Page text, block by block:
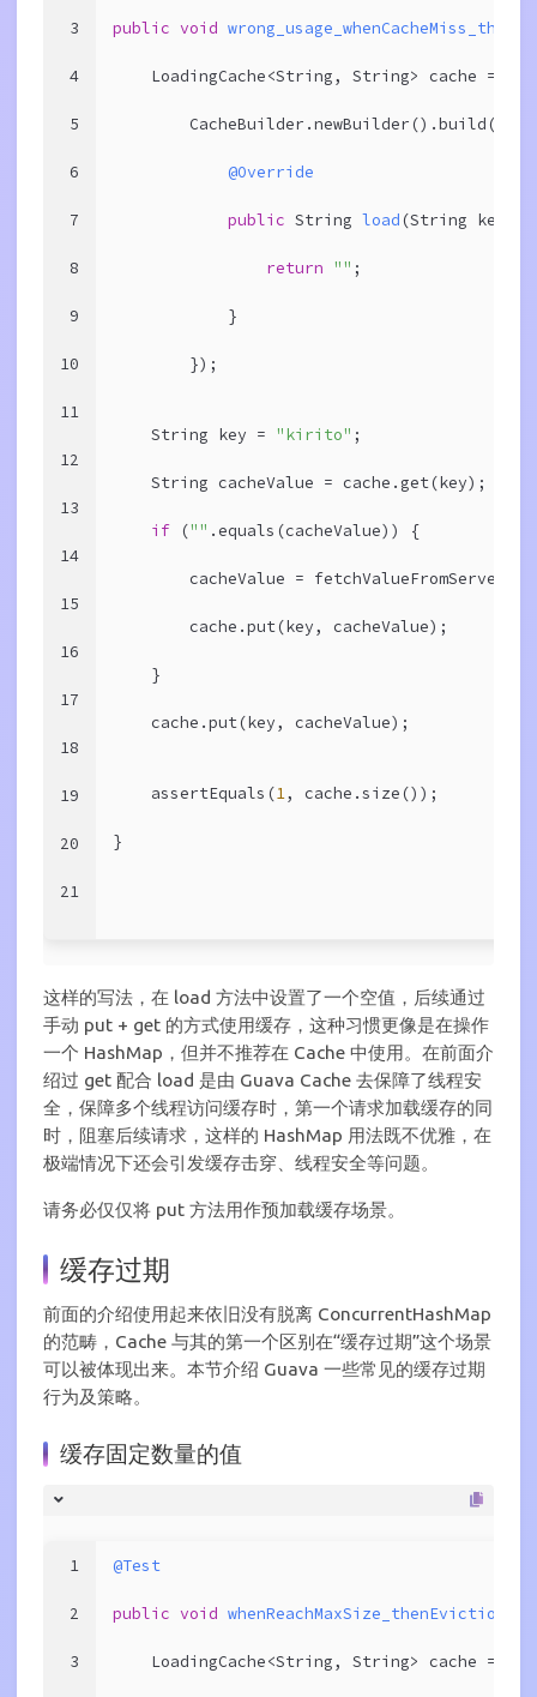
3
4
5
6
7
8
9
10
11
12
13
14
15
16
17
18
19
20
21
public void
    LoadingCache<String, String> cache =
        CacheBuilder.newBuilder().build(
@Override
public String load (String key)
return "" ;
            }
        });
    String key =
"kirito" ;
    String cacheValue = cache.get(key);
if ("" .equals(cacheValue)) {
cacheValue =
        cache.put(key, cacheValue);
    }
    cache.put(key, cacheValue);
    assertEquals(
1, cache.size());
}
这样的写法，在 load 方法中设置了一个空值，后续通过
手动 put + get 的方式使用缓存，这种习惯更像是在操作
一个 HashMap，但并不推荐在 Cache 中使用。在前面介
绍过 get 配合 load 是由 Guava Cache 去保障了线程安
全，保障多个线程访问缓存时，第一个请求加载缓存的同
时，阻塞后续请求，这样的 HashMap 用法既不优雅，在
极端情况下还会引发缓存击穿、线程安全等问题。
请务必仅仅将 put 方法用作预加载缓存场景。
缓存过期
前面的介绍使用起来依旧没有脱离 ConcurrentHashMap
的范畴，Cache 与其的第一个区别在“缓存过期”这个场景
可以被体现出来。本节介绍 Guava 一些常见的缓存过期
行为及策略。
缓存固定数量的值
1
2
3
@Test
public void whenReachMaxSize_thenEviction
    LoadingCache<String, String> cache =